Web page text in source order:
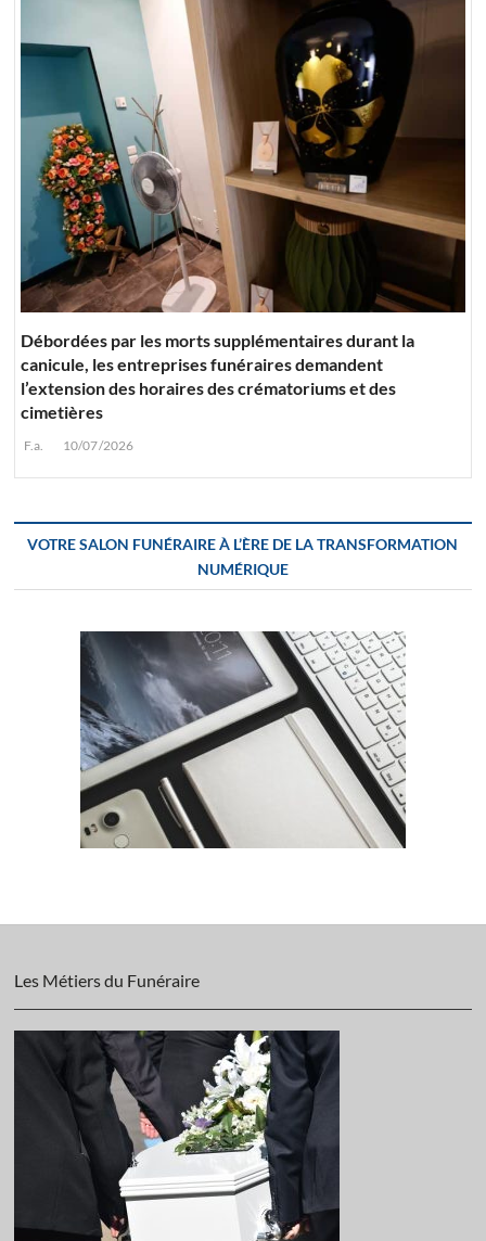
Débordées par les morts supplémentaires durant la
canicule, les entreprises funéraires demandent
l’extension des horaires des crématoriums et des
cimetières
F.a. 10/07/2026
VOTRE SALON FUNÉRAIRE À L’ÈRE DE LA TRANSFORMATION
NUMÉRIQUE
Les Métiers du Funéraire